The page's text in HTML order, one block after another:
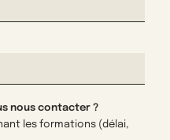
nous contacter ?
les formations (délai,